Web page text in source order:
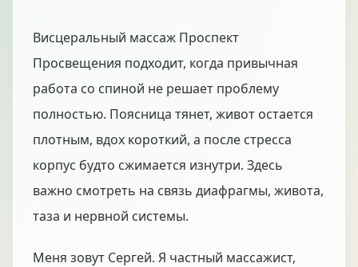
Висцеральный массаж Проспект
Просвещения подходит, когда привычная
работа со спиной не решает проблему
полностью. Поясница тянет, живот остается
плотным, вдох короткий, а после стресса
корпус будто сжимается изнутри. Здесь
важно смотреть на связь диафрагмы, живота,
таза и нервной системы.
Меня зовут Сергей. Я частный массажист,